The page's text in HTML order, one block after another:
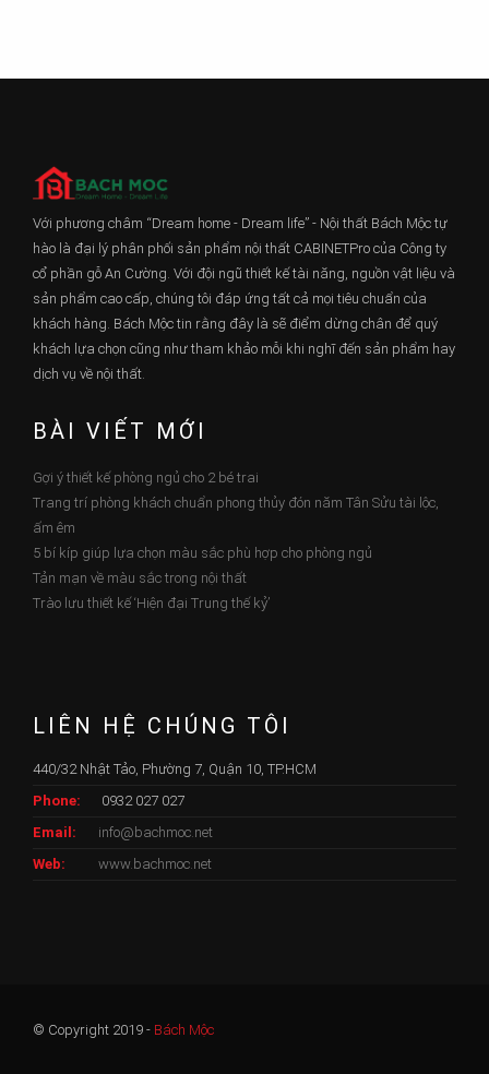
Với phương châm “Dream home - Dream life” - Nội thất Bách Mộc tự
hào là đại lý phân phối sản phẩm nội thất CABINETPro của Công ty
cổ phần gỗ An Cường. Với đội ngũ thiết kế tài năng, nguồn vật liệu và
sản phẩm cao cấp, chúng tôi đáp ứng tất cả mọi tiêu chuẩn của
khách hàng. Bách Mộc tin rằng đây là sẽ điểm dừng chân để quý
khách lựa chọn cũng như tham khảo mỗi khi nghĩ đến sản phẩm hay
dịch vụ về nội thất.
BÀI VIẾT MỚI
Gợi ý thiết kế phòng ngủ cho 2 bé trai
Trang trí phòng khách chuẩn phong thủy đón năm Tân Sửu tài lộc,
ấm êm
5 bí kíp giúp lựa chọn màu sắc phù hợp cho phòng ngủ
Tản mạn về màu sắc trong nội thất
Trào lưu thiết kế ‘Hiện đại Trung thế kỷ’
LIÊN HỆ CHÚNG TÔI
440/32 Nhật Tảo, Phường 7, Quận 10, TP.HCM
Phone:
0932 027 027
Email:
info@bachmoc.net
Web:
www.bachmoc.net
© Copyright 2019 - Bách Mộc